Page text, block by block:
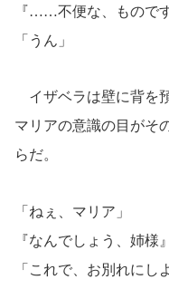
『……不便な、もので
「うん」
イザベラは壁に背を
マリアの意識の目がそ
らだ。
「ねぇ、マリア」
『なんでしょう、姉様』
「これで、お別れにし